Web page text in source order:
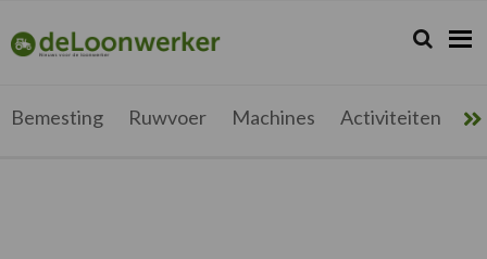
de
hoofdnavigatie
de
hoofd
de
eerste
de
voettekst
deloonwerker.be Zoeken...
Zoek
Bemesting Ruwvoer Machines Activiteiten